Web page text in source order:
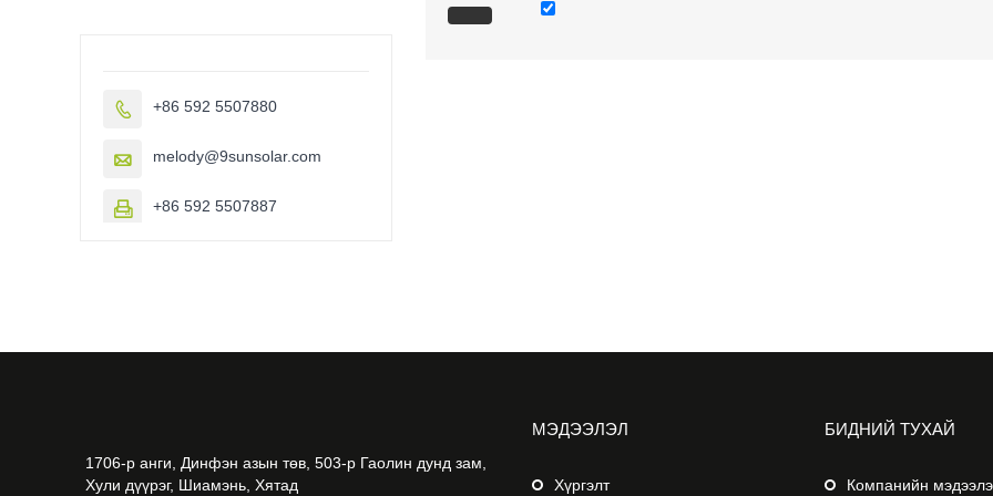
 +86 592 5507880
 melody@9sunsolar.com
 +86 592 5507887
1706-р анги, Динфэн азын төв, 503-р Гаолин дунд зам,
Хули дүүрэг, Шиамэнь, Хятад
МЭДЭЭЛЭЛ
Хүргэлт
БИДНИЙ ТУХАЙ
Компанийн